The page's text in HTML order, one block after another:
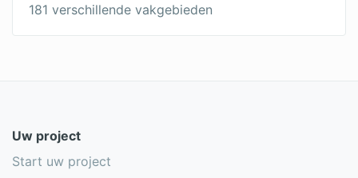
181 verschillende vakgebieden
Uw project
Start uw project